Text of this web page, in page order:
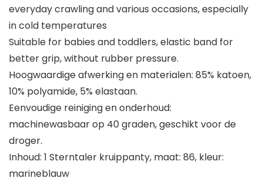
everyday crawling and various occasions, especially
in cold temperatures
Suitable for babies and toddlers, elastic band for
better grip, without rubber pressure.
Hoogwaardige afwerking en materialen: 85% katoen,
10% polyamide, 5% elastaan.
Eenvoudige reiniging en onderhoud:
machinewasbaar op 40 graden, geschikt voor de
droger.
Inhoud: 1 Sterntaler kruippanty, maat: 86, kleur:
marineblauw